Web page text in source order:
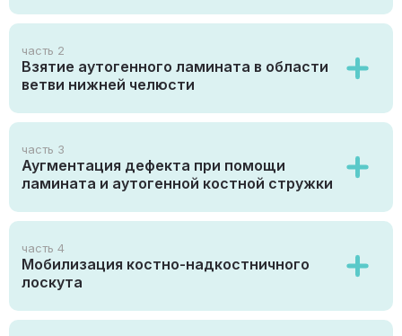
часть 2
Взятие аутогенного ламината в области
ветви нижней челюсти
часть 3
Аугментация дефекта при помощи
ламината и аутогенной костной стружки
часть 4
Мобилизация костно-надкостничного
лоскута